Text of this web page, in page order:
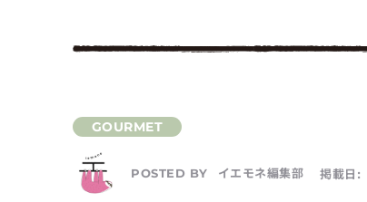
POSTED BY イエモネ編集部 掲載日: